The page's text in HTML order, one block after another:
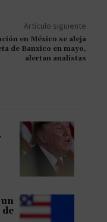
Artículo siguiente
en México se aleja
de Banxico en mayo,
alertan analistas
un